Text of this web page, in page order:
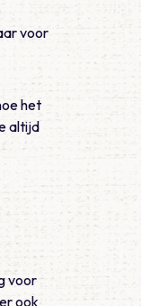
voor
het
altijd
voor
ook